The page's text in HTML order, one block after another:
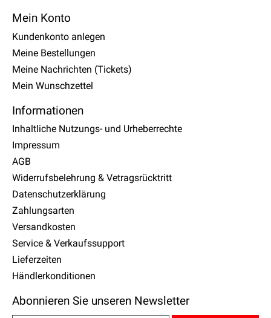
Mein Konto
Kundenkonto anlegen
Meine Bestellungen
Meine Nachrichten (Tickets)
Mein Wunschzettel
Informationen
Inhaltliche Nutzungs- und Urheberrechte
Impressum
AGB
Widerrufsbelehrung & Vetragsrücktritt
Datenschutzerklärung
Zahlungsarten
Versandkosten
Service & Verkaufssupport
Lieferzeiten
Händlerkonditionen
Abonnieren Sie unseren Newsletter